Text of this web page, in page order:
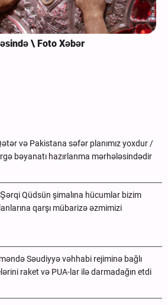
\ Foto Xəbər
və Pakistana səfər planımız yoxdur /
bəyanatı hazırlanma mərhələsindədir
Qüdsün şimalına hücumlar bizim
qarşı mübarizə əzmimizi
Səudiyyə vəhhabi rejiminə bağlı
raket və PUA-lar ilə darmadağın etdi